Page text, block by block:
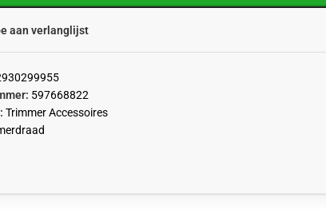
aan verlanglijst
597668822
Trimmer Accessoires